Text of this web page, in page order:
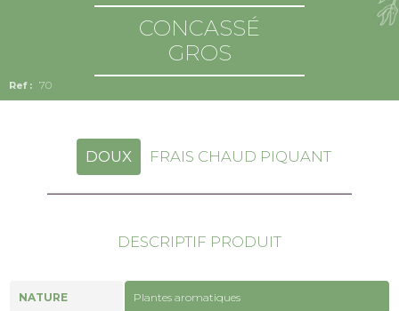
70
CONCASSÉ
GROS
DOUX FRAIS CHAUD PIQUANT
DESCRIPTIF PRODUIT
NATURE Plantes aromatiques